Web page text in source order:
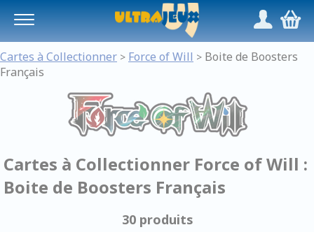
/,
Cartes à Collectionner > Force of Will > Boite de Boosters
Français
Cartes à Collectionner Force of Will :
Boite de Boosters Français
30 produits